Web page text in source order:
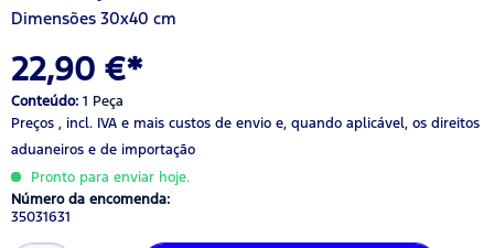
Dimensões 30x40 cm
22,90 €*
Conteúdo: 1 Peça
Preços , incl. IVA e mais custos de envio e, quando aplicável, os direitos
aduaneiros e de importação
Pronto para enviar hoje.
Número da encomenda:
35031631